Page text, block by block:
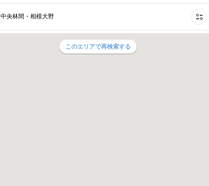
中央林間・相模大野
このエリアで再検索する